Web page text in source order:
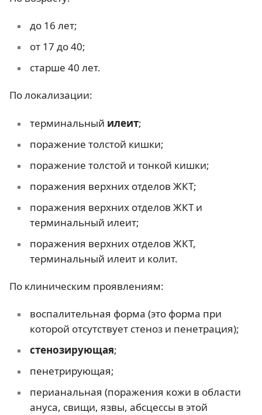
до 16 лет;
от 17 до 40;
старше 40 лет.
По локализации:
терминальный илеит;
поражение толстой кишки;
поражение толстой и тонкой кишки;
поражения верхних отделов ЖКТ;
поражения верхних отделов ЖКТ и
терминальный илеит;
поражения верхних отделов ЖКТ,
терминальный илеит и колит.
По клиническим проявлениям:
воспалительная форма (это форма при
которой отсутствует стеноз и пенетрация);
стенозирующая;
пенетрирующая;
перианальная (поражения кожи в области
ануса, свищи, язвы, абсцессы в этой